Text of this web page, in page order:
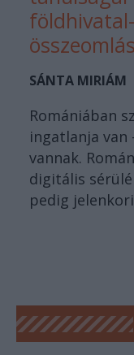
SÁNTA MIRIÁM
Romániában
ingatlanja
vannak.
digitális
pedig